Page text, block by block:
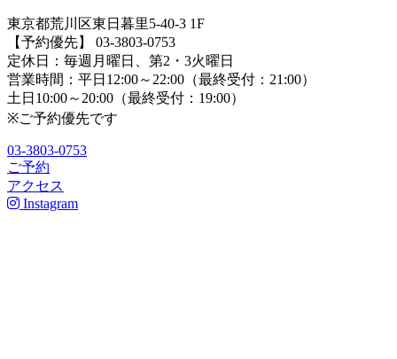
東京都荒川区東日暮里5-40-3 1F
【予約優先】 03-3803-0753
定休日：毎週月曜日、第2・3火曜日
営業時間：平日12:00～22:00（最終受付：21:00）
土日10:00～20:00（最終受付：19:00）
※ご予約優先です
03-3803-0753
ご予約
アクセス
Instagram